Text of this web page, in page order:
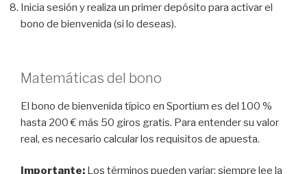
Inicia sesión y realiza un primer depósito para activar el
bono de bienvenida (si lo deseas).
Matemáticas del bono
El bono de bienvenida típico en Sportium es del 100 %
hasta 200 € más 50 giros gratis. Para entender su valor
real, es necesario calcular los requisitos de apuesta.
Importante: Los términos pueden variar; siempre lee la